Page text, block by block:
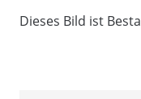
Dieses Bild ist